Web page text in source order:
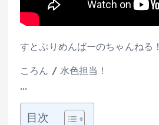
すとぷりめんばーのちゃんねる！
ころん / 水色担当！
…
目次